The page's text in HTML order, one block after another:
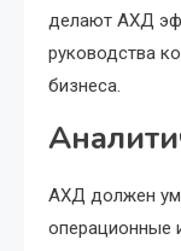
делают АХД
руководства
бизнеса.
АХД должен
операционные